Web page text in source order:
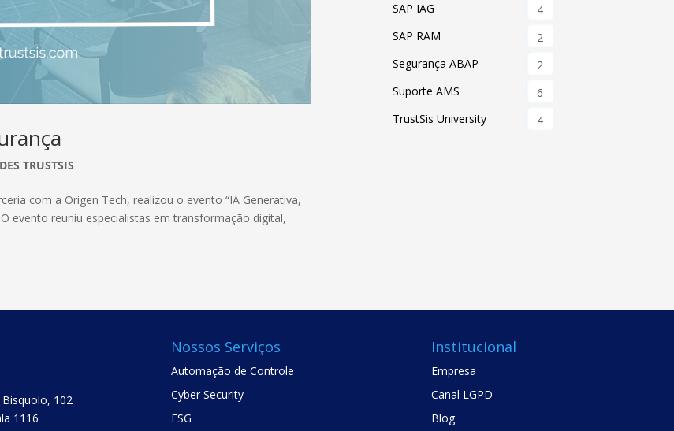
TRUSTSIS
com a Origen Tech, realizou o evento “IA Generativa,
evento reuniu especialistas em transformação digital,
SAP IAG
4
SAP RAM
2
Segurança ABAP
2
Suporte AMS
6
TrustSis University
4
102
1116
Nossos Serviços
Automação de Controle
Cyber Security
ESG
Institucional
Empresa
Canal LGPD
Blog